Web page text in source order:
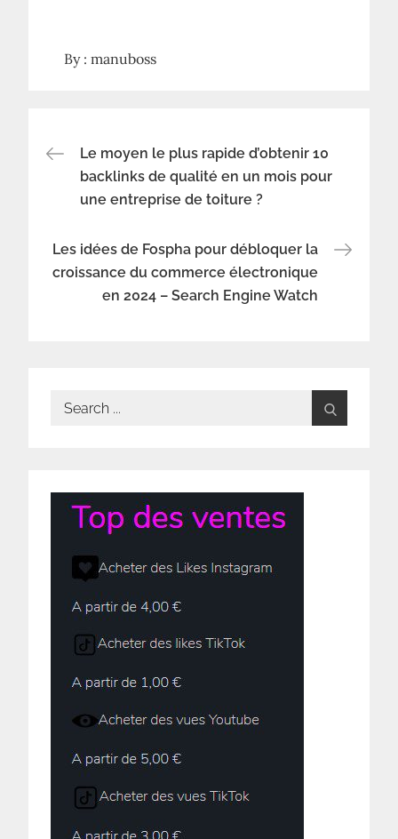
By :manuboss
Navigation
de
l’article
Le moyen le plus rapide d’obtenir 10
backlinks de qualité en un mois pour
une entreprise de toiture ?
Les idées de Fospha pour débloquer la
croissance du commerce électronique
en 2024 – Search Engine Watch
Search